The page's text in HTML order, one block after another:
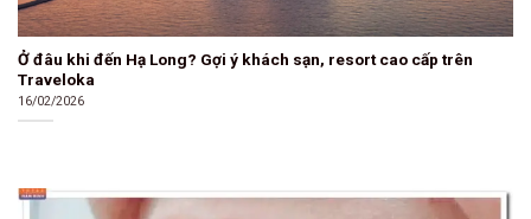
Ở đâu khi đến Hạ Long? Gợi ý khách sạn, resort cao cấp trên
Traveloka
16/02/2026